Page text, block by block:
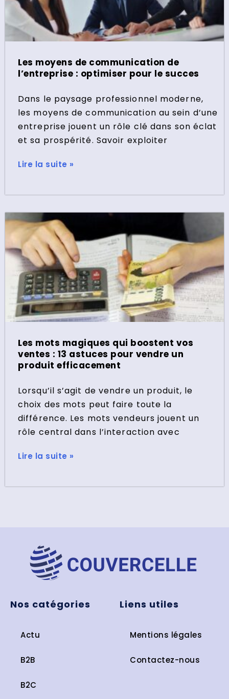
Les moyens de communication de
l’entreprise : optimiser pour le succes
Dans le paysage professionnel moderne,
les moyens de communication au sein d’une
entreprise jouent un rôle clé dans son éclat
et sa prospérité. Savoir exploiter
Lire la suite »
Les mots magiques qui boostent vos
ventes : 13 astuces pour vendre un
produit efficacement
Lorsqu’il s’agit de vendre un produit, le
choix des mots peut faire toute la
différence. Les mots vendeurs jouent un
rôle central dans l’interaction avec
Lire la suite »
Nos catégories
Actu
B2B
B2C
Liens utiles
Mentions légales
Contactez-nous